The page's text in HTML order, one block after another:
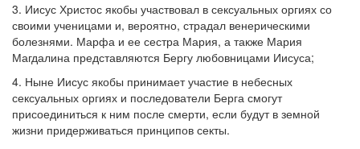
3. Иисус Христос якобы участвовал в сексуальных оргиях со
своими ученицами и, вероятно, страдал венерическими
болезнями. Марфа и ее сестра Мария, а также Мария
Магдалина представляются Бергу любовницами Иисуса;
4. Ныне Иисус якобы принимает участие в небесных
сексуальных оргиях и последователи Берга смогут
присоединиться к ним после смерти, если будут в земной
жизни придерживаться принципов секты.